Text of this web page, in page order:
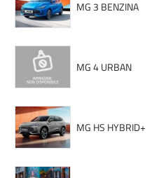
MG 3 BENZINA
MG 4 URBAN
MG HS HYBRID+